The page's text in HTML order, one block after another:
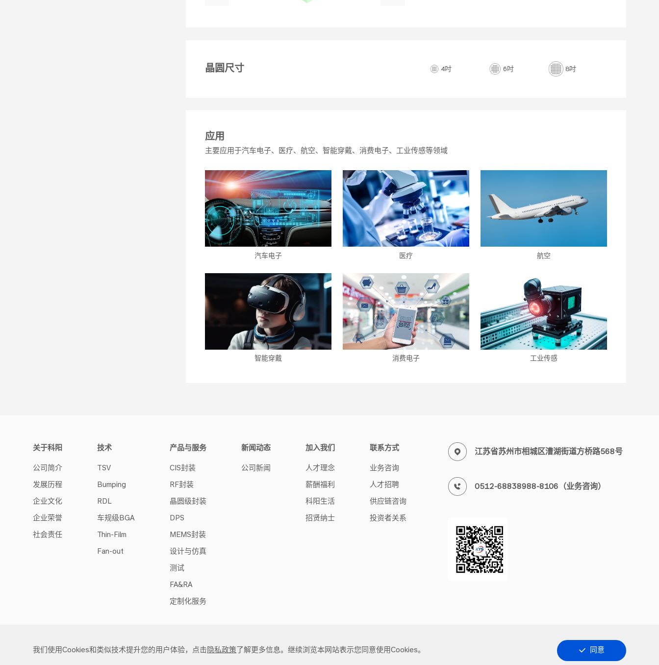
晶圆尺寸 4吋 6吋 8吋
应用
主要应用于汽车电子、医疗、航空、智能穿戴、消费电子、工业传感等领域
汽车电子 医疗 航空
智能穿戴 消费电子 工业传感
关于科阳
公司简介
发展历程
企业文化
企业荣誉
社会责任
技术
TSV
Bumping
RDL
车规级BGA
Thin-Film
Fan-out
产品与服务
CIS封装
RF封装
晶圆级封装
DPS
MEMS封装
设计与仿真
测试
FA&RA
定制化服务
新闻动态
公司新闻
加入我们
人才理念
薪酬福利
科阳生活
招贤纳士
联系方式
业务咨询
人才招聘
供应链咨询
投资者关系
江苏省苏州市相城区漕湖街道方桥路568号
0512-68838988-8106（业务咨询）
我们使用Cookies和类似技术提升您的用户体验，点击 隐私政策 了解更多信息。继续浏览本网站表示您同意使用Cookies。 同意